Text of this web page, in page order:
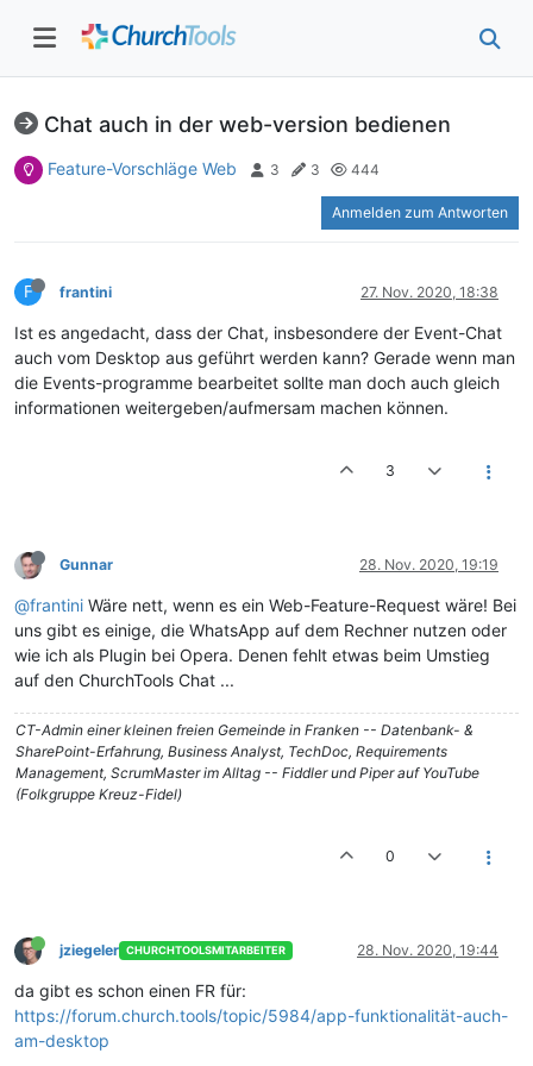
Chat auch in der web-version bedienen
Feature-Vorschläge Web 3 3 444
Anmelden zum Antworten
F frantini 27. Nov. 2020, 18:38
Ist es angedacht, dass der Chat, insbesondere der Event-Chat
auch vom Desktop aus geführt werden kann? Gerade wenn man
die Events-programme bearbeitet sollte man doch auch gleich
informationen weitergeben/aufmersam machen können.
3
Gunnar 28. Nov. 2020, 19:19
@frantini Wäre nett, wenn es ein Web-Feature-Request wäre! Bei
uns gibt es einige, die WhatsApp auf dem Rechner nutzen oder
wie ich als Plugin bei Opera. Denen fehlt etwas beim Umstieg
auf den ChurchTools Chat ...
CT-Admin einer kleinen freien Gemeinde in Franken -- Datenbank- &
SharePoint-Erfahrung, Business Analyst, TechDoc, Requirements
Management, ScrumMaster im Alltag -- Fiddler und Piper auf YouTube
(Folkgruppe Kreuz-Fidel)
0
jziegeler CHURCHTOOLSMITARBEITER 28. Nov. 2020, 19:44
da gibt es schon einen FR für:
https://forum.church.tools/topic/5984/app-funktionalität-auch-
am-desktop